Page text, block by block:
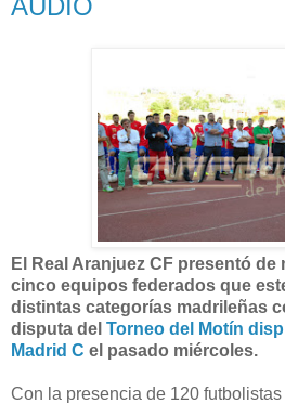
AUDIO
El Real Aranjuez CF presentó de
cinco equipos federados que
distintas categorías madrileñas
disputa del Torneo del Motín
Madrid C el pasado miércoles.
Con la presencia de 120